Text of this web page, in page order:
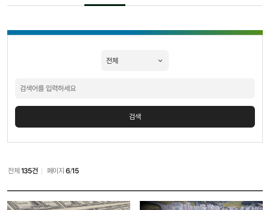
검색
전체135건 페이지6/15